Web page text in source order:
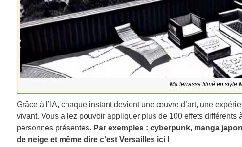
Ma terrasse filmé en style
Grâce à l’IA, chaque instant devient une œuvre d’art, une
vivant. Vous allez pouvoir appliquer plus de 100 effets différents
personnes présentes. Par exemples : cyberpunk, manga
de neige et même dire c’est Versailles ici !